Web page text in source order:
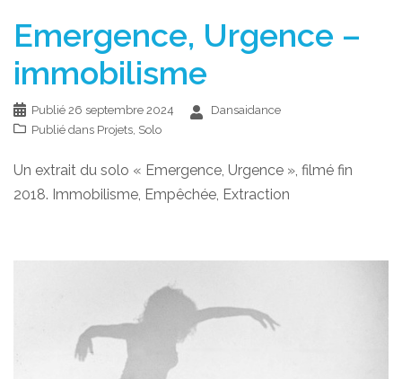
Emergence, Urgence –
immobilisme
Publié 26 septembre 2024
Dansaidance
Publié dans Projets, Solo
Un extrait du solo « Emergence, Urgence », filmé fin
2018. Immobilisme, Empêchée, Extraction